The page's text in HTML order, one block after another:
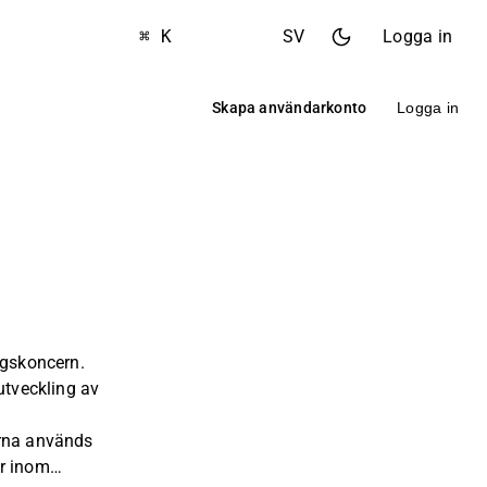
⌘ K SV Logga in
Skapa användarkonto Logga in
av
används
inom